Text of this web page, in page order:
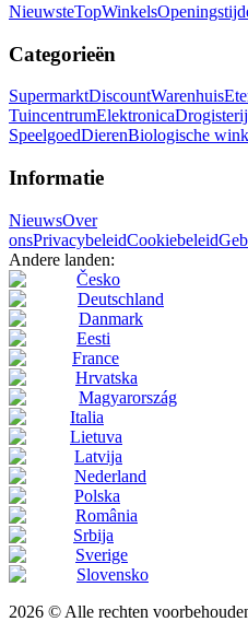
NieuwsteTopWinkels
Categorieën
SupermarktDiscountWarenhuis
TuincentrumElektronica
SpeelgoedDierenBiologische
Informatie
NieuwsOver
onsPrivacybeleidCookiebeleid
Andere landen:
Česko
Deutschland
Danmark
Eesti
France
Hrvatska
Magyarország
Italia
Lietuva
Latvija
Nederland
Polska
România
Srbija
Sverige
Slovensko
2026 © Alle rechten